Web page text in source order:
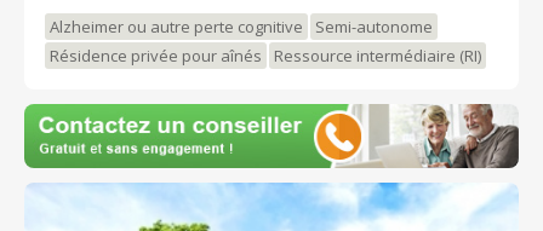
Alzheimer ou autre perte cognitive
Semi-autonome
Résidence privée pour aînés
Ressource intermédiaire (RI)